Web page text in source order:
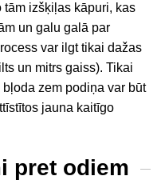
tām izšķiļas kāpuri, kas
un galu galā par
var ilgt tikai dažas
un mitrs gaiss). Tikai
zem podiņa var būt
jauna kaitīgo
pret odiem